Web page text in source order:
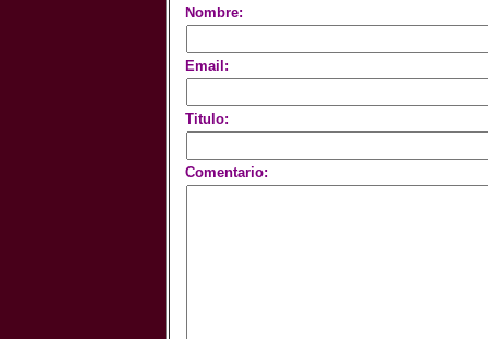
Nombre:
Email:
Titulo:
Comentario: